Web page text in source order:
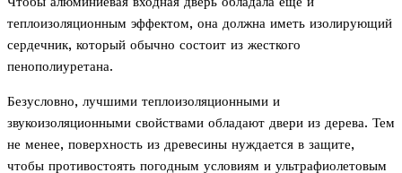
теплоизоляционным эффектом, она должна иметь изолирующий
сердечник, который обычно состоит из жесткого
пенополиуретана.
Безусловно, лучшими теплоизоляционными и
звукоизоляционными свойствами обладают двери из дерева. Тем
не менее, поверхность из древесины нуждается в защите,
чтобы противостоять погодным условиям и ультрафиолетовым